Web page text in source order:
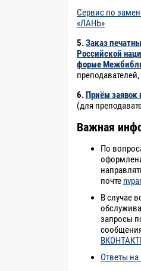
Cервис по
«ЛАНЬ»
5.Заказ
Российской
форме
6.Приём заявок
(для
Важная
По
почте
В случае
запросы
Ответы